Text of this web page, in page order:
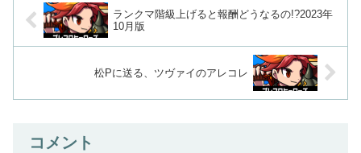
ランクマ階級上げると報酬どうなるの!?2023年
10月版
松Pに送る、ツヴァイのアレコレ
コメント